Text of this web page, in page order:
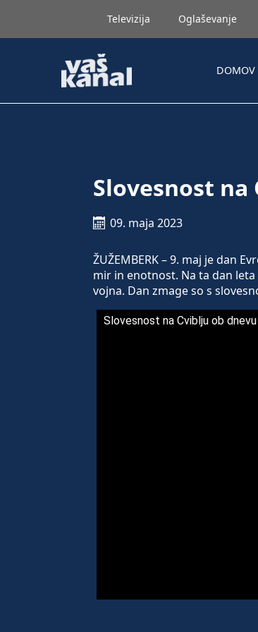
Televizija Oglaševanje
DOMOV
Slovesnost na
09. maja 2023
ŽUŽEMBERK – 9. maj je dan
mir in enotnost. Na ta dan
vojna. Dan zmage so s
Slovesnost na Cviblju ob